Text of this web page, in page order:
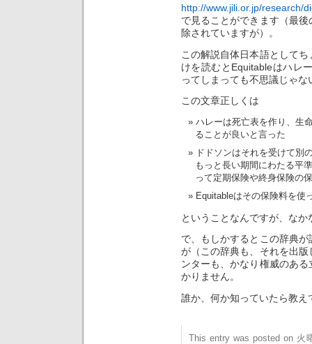
http://www.jili.or.jp/research/
で見ることができます（最
除されていますが）。
この解説自体日本語として
けを読むとEquitableはハレ
ってしまっても不思議じゃ
この文章正しくは
ハレーは死亡表を作り、生
ることが良いと言った
ドドソンはそれを受けて別
もっと長い期間にわたる平
って定期保険や終身保険の
Equitableはその保険料を使
ということなんですが、な
で、もしかするとこの辞典
が（この辞典も、それを出
ンターも、かなり権威のあ
かりません。
誰か、何か知っていたら教
This entry was posted on 火